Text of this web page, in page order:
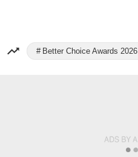
Better Choice Awards 2026